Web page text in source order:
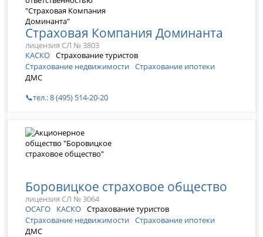
Страховая Компания Доминанта
лицензия СЛ № 3803
КАСКО Страхование туристов
Страхование недвижимости Страхование ипотеки
ДМС
📞тел.: 8 (495) 514-20-20
Боровицкое страховое общество
лицензия СЛ № 3064
ОСАГО
КАСКО Страхование туристов
Страхование недвижимости Страхование ипотеки
ДМС